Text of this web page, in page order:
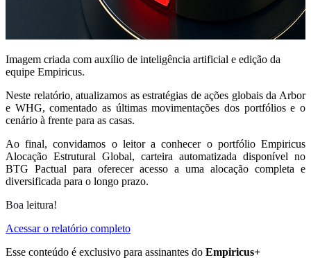
Imagem criada com auxílio de inteligência artificial e edição da
equipe Empiricus.
Neste relatório, atualizamos as estratégias de ações globais da Arbor
e WHG, comentado as últimas movimentações dos portfólios e o
cenário à frente para as casas.
Ao final, convidamos o leitor a conhecer o portfólio Empiricus
Alocação Estrutural Global, carteira automatizada disponível no
BTG Pactual para oferecer acesso a uma alocação completa e
diversificada para o longo prazo.
Boa leitura!
Acessar o relatório completo
Esse conteúdo é exclusivo para assinantes do Empiricus+